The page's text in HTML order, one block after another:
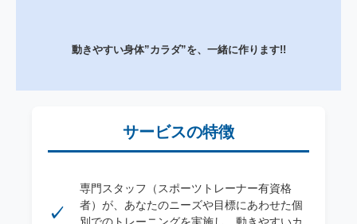
動きやすい身体”カラダ”を、一緒に作ります!!
サービスの特徴
専門スタッフ（スポーツトレーナー有資格
者）が、あなたのニーズや目標にあわせた個